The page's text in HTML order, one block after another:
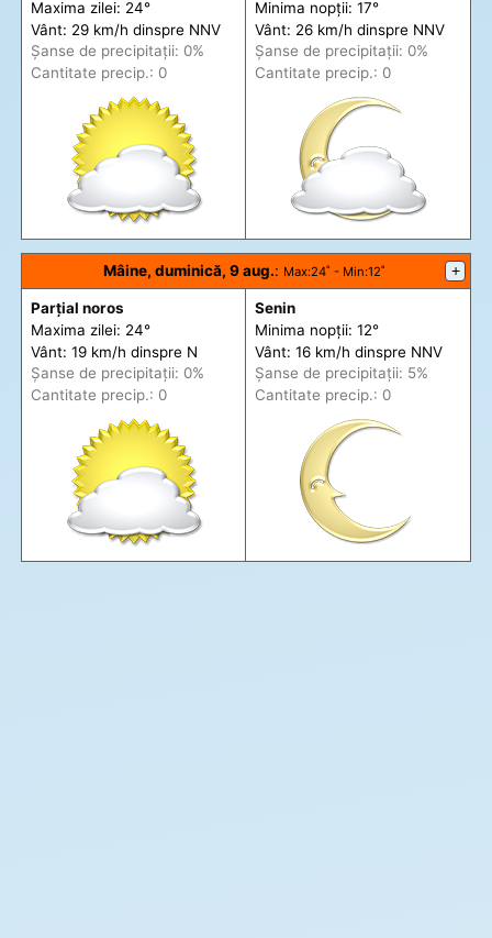
Maxima zilei: 24°
Vânt: 29 km/h dinspre NNV
Șanse de precipitații: 0%
Cantitate precip.: 0
Minima nopții: 17°
Vânt: 26 km/h dinspre NNV
Șanse de precipitații: 0%
Cantitate precip.: 0
Mâine, duminică, 9 aug.: Max:24˚ - Min:12˚ +
Parțial noros
Maxima zilei: 24°
Vânt: 19 km/h dinspre N
Șanse de precipitații: 0%
Cantitate precip.: 0
Senin
Minima nopții: 12°
Vânt: 16 km/h dinspre NNV
Șanse de precipitații: 5%
Cantitate precip.: 0